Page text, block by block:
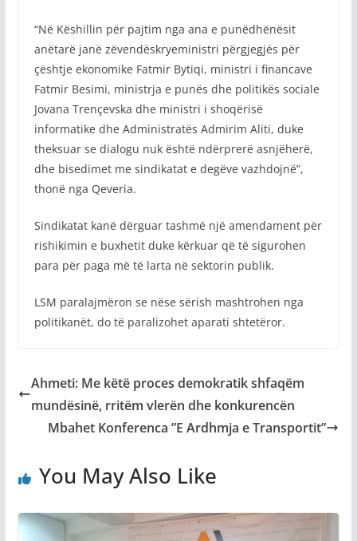
“Në Këshillin për pajtim nga ana e punëdhënësit
anëtarë janë zëvendëskryeministri përgjegjës për
çështje ekonomike Fatmir Bytiqi, ministri i financave
Fatmir Besimi, ministrja e punës dhe politikës sociale
Jovana Trençevska dhe ministri i shoqërisë
informatike dhe Administratës Admirim Aliti, duke
theksuar se dialogu nuk është ndërprerë asnjëherë,
dhe bisedimet me sindikatat e degëve vazhdojnë”,
thonë nga Qeveria.
Sindikatat kanë dërguar tashmë një amendament për
rishikimin e buxhetit duke kërkuar që të sigurohen
para për paga më të larta në sektorin publik.
LSM paralajmëron se nëse sërish mashtrohen nga
politikanët, do të paralizohet aparati shtetëror.
Ahmeti: Me këtë proces demokratik shfaqëm
mundësinë, rritëm vlerën dhe konkurencën
Mbahet Konferenca ”E Ardhmja e Transportit”
You May Also Like